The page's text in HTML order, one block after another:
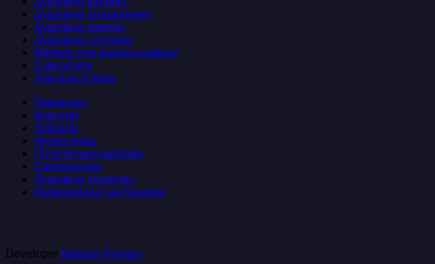
Душевые ограждения
Душевые панели
Душевые системы
Мебель для ванных комнат
Смесители
Унитазы и биде
Раковины
Консоли
Зеркала
Аксессуары
Полотенцесушители
Светильники
Душевые поддоны
Инженерная сантехника
Developer Maksim Portnov